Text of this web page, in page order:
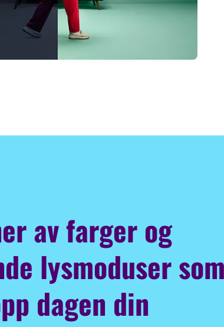
av farger og
lysmoduser som
dagen din